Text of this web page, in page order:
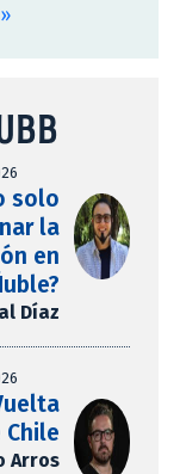
solo
la
en
Díaz
Chile
Arros